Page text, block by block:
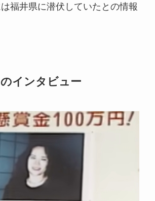
福井県に潜伏していたとの情報
インタビュー